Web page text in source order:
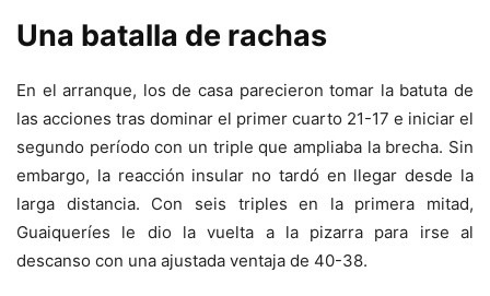
Una batalla de rachas
En el arranque, los de casa parecieron tomar la batuta de
las acciones tras dominar el primer cuarto 21-17 e iniciar el
segundo período con un triple que ampliaba la brecha. Sin
embargo, la reacción insular no tardó en llegar desde la
larga distancia. Con seis triples en la primera mitad,
Guaiqueríes le dio la vuelta a la pizarra para irse al
descanso con una ajustada ventaja de 40-38.